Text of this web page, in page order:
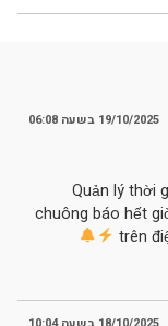
19/10/2025 בשעה 06:08
Quản lý thời
chuông báo hết
trên